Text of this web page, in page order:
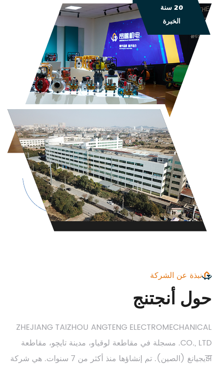
20 سنة
الخبرة
نبذة عن الشركة
حول أنجتنج
ZHEJIANG TAIZHOU ANGTENG ELECTROMECHANICAL
CO., LTD. مسجلة في مقاطعة لوقياو، مدينة تايچو، مقاطعة
झيجيانغ (الصين). تم إنشاؤها منذ أكثر من 7 سنوات. هي شركة